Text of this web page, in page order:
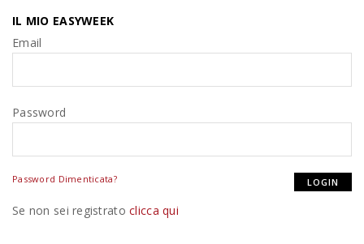
IL MIO EASYWEEK
Email
Password
Password Dimenticata?
Se non sei registratoclicca qui